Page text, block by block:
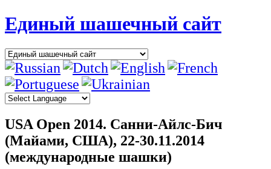
Единый шашечный сайт
USA Open 2014. Санни-Айлс-Бич
(Майами, США), 22-30.11.2014
(международные шашки)